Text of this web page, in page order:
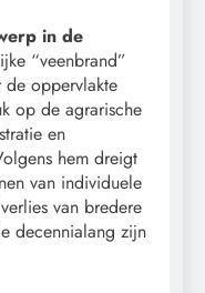
in de
“veenbrand”
oppervlakte
op de agrarische
en
hem dreigt
van individuele
van bredere
decennialang zijn